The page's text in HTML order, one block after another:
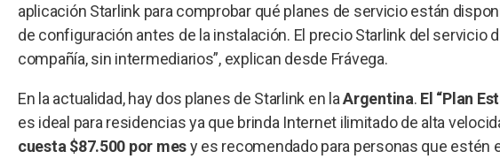
aplicación Starlink para comprobar qué planes de servicio están
de configuración antes de la instalación. El precio Starlink del servicio
compañía, sin intermediarios”, explican desde Frávega.
En la actualidad, hay dos planes de Starlink en laArgentina. El “Plan
es ideal para residencias ya que brinda Internet ilimitado de alta
cuesta $87.500 por mesy es recomendado para personas que